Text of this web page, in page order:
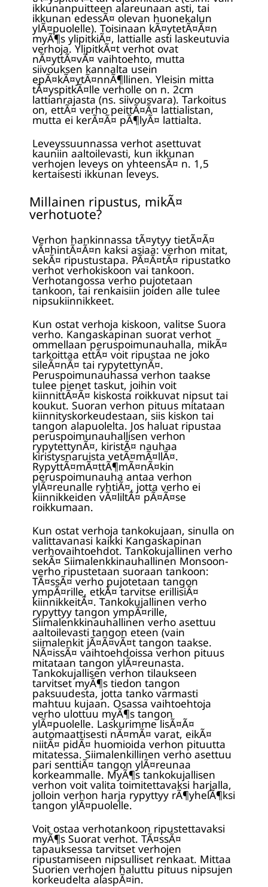
ikkunanpuitteen alareunaan asti, tai
ikkunan edessÃ¤ olevan huonekalun
ylÃ¤puolelle). Toisinaan kÃ¤ytetÃ¤Ã¤n
myÃ¶s ylipitkiÃ¤, lattialle asti laskeutuvia
verhoja. YlipitkÃ¤t verhot ovat
nÃ¤yttÃ¤vÃ¤ vaihtoehto, mutta
siivouksen kannalta usein
epÃ¤kÃ¤ytÃ¤nnÃ¶llinen. Yleisin mitta
tÃ¤yspitkÃ¤lle verholle on n. 2cm
lattianrajasta (ns. siivousvara). Tarkoitus
on, ettÃ¤ verho peittÃ¤Ã¤ lattialistan,
mutta ei kerÃ¤Ã¤ pÃ¶lyÃ¤ lattialta.
Leveyssuunnassa verhot asettuvat
kauniin aaltoilevasti, kun ikkunan
verhojen leveys on yhteensÃ¤ n. 1,5
kertaisesti ikkunan leveys.
Millainen ripustus, mikÃ¤
verhotuote?
Verhon hankinnassa tÃ¤ytyy tietÃ¤Ã¤
vÃ¤hintÃ¤Ã¤n kaksi asiaa: verhon mitat,
sekÃ¤ ripustustapa. PÃ¤Ã¤tÃ¤ ripustatko
verhot verhokiskoon vai tankoon.
Verhotangossa verho pujotetaan
tankoon, tai renkaisiin joiden alle tulee
nipsukiinnikkeet.
Kun ostat verhoja kiskoon, valitse Suora
verho. Kangaskapinan suorat verhot
ommellaan peruspoimunauhalla, mikÃ¤
tarkoittaa ettÃ¤ voit ripustaa ne joko
sileÃ¤nÃ¤ tai rypytettynÃ¤.
Peruspoimunauhassa verhon taakse
tulee pienet taskut, joihin voit
kiinnittÃ¤Ã¤ kiskosta roikkuvat nipsut tai
koukut. Suoran verhon pituus mitataan
kiinnityskorkeudestaan, siis kiskon tai
tangon alapuolelta. Jos haluat ripustaa
peruspoimunauhallisen verhon
rypytettynÃ¤, kiristÃ¤ nauhaa
kiristysnaruista vetÃ¤mÃ¤llÃ¤.
RypyttÃ¤mÃ¤ttÃ¶mÃ¤nÃ¤kin
peruspoimunauha antaa verhon
ylÃ¤reunalle ryhtiÃ¤, jotta verho ei
kiinnikkeiden vÃ¤liltÃ¤ pÃ¤Ã¤se
roikkumaan.
Kun ostat verhoja tankokujaan, sinulla on
valittavanasi kaikki Kangaskapinan
verhovaihtoehdot. Tankokujallinen verho
sekÃ¤ Siimalenkkinauhallinen Monsoon-
verho ripustetaan suoraan tankoon:
TÃ¤ssÃ¤ verho pujotetaan tangon
ympÃ¤rille, etkÃ¤ tarvitse erillisiÃ¤
kiinnikkeitÃ¤. Tankokujallinen verho
rypyttyy tangon ympÃ¤rille,
Siimalenkkinauhallinen verho asettuu
aaltoilevasti tangon eteen (vain
siimalenkit jÃ¤Ã¤vÃ¤t tangon taakse.
NÃ¤issÃ¤ vaihtoehdoissa verhon pituus
mitataan tangon ylÃ¤reunasta.
Tankokujallisen verhon tilaukseen
tarvitset myÃ¶s tiedon tangon
paksuudesta, jotta tanko varmasti
mahtuu kujaan. Osassa vaihtoehtoja
verho ulottuu myÃ¶s tangon
ylÃ¤puolelle. Laskurimme lisÃ¤Ã¤
automaattisesti nÃ¤mÃ¤ varat, eikÃ¤
niitÃ¤ pidÃ¤ huomioida verhon pituutta
mitatessa. Siimalenkillinen verho asettuu
pari senttiÃ¤ tangon ylÃ¤reunaa
korkeammalle. MyÃ¶s tankokujallisen
verhon voit valita toimitettavaksi harjalla,
jolloin verhon harja rypyttyy rÃ¶yhelÃ¶ksi
tangon ylÃ¤puolelle.
Voit ostaa verhotankoon ripustettavaksi
myÃ¶s Suorat verhot. TÃ¤ssÃ¤
tapauksessa tarvitset verhojen
ripustamiseen nipsulliset renkaat. Mittaa
Suorien verhojen haluttu pituus nipsujen
korkeudelta alaspÃ¤in.